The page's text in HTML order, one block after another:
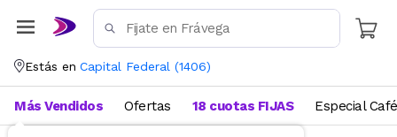
Estás en Capital Federal (1406)
Más Vendidos Ofertas 18 cuotas FIJAS Especial Café